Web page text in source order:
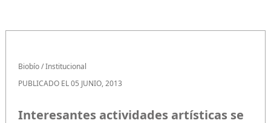
Biobío/Institucional
PUBLICADO EL 05 JUNIO, 2013
Interesantes actividades artísticas se